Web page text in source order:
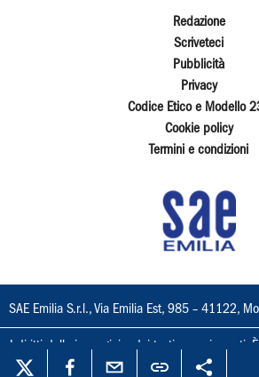
Redazione
Scriveteci
Pubblicità
Privacy
Codice Etico e Modello
Cookie policy
Termini e condizioni
SAE Emilia S.r.l., Via Emilia Est, 985 – 41122,
I diritti delle immagini e dei testi sono riservati. È
loro riproduzione con qualsiasi mezzo e